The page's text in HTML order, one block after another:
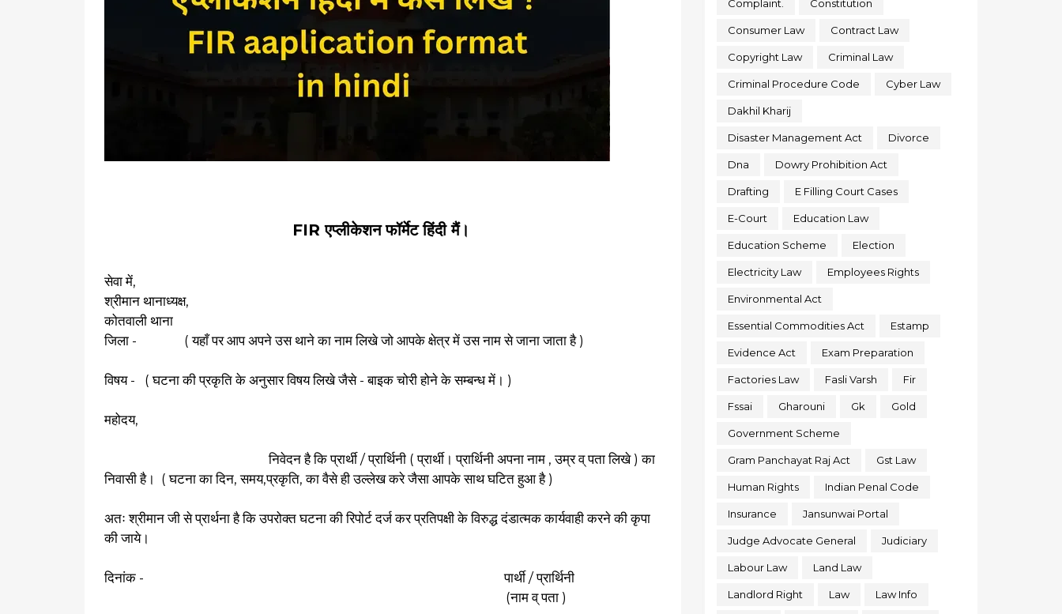
FIR एप्लीकेशन फॉर्मेट हिंदी मैं।
सेवा में,
श्रीमान थानाध्यक्ष,
कोतवाली थाना
जिला - ( यहाँ पर आप अपने उस थाने का नाम लिखे जो आपके क्षेत्र में उस नाम से जाना जाता है )
विषय - ( घटना की प्रकृति के अनुसार विषय लिखे जैसे - बाइक चोरी होने के सम्बन्ध में। )
महोदय,
निवेदन है कि प्रार्थी / प्रार्थिनी ( प्रार्थी। प्रार्थिनी अपना नाम , उम्र व् पता लिखे ) का
निवासी है। ( घटना का दिन, समय,प्रकृति, का वैसे ही उल्लेख करे जैसा आपके साथ घटित हुआ है )
अतः श्रीमान जी से प्रार्थना है कि उपरोक्त घटना की रिपोर्ट दर्ज कर प्रतिपक्षी के विरुद्ध दंडात्मक कार्यवाही करने की कृपा
की जाये।
दिनांक - पार्थी / प्रार्थिनी
(नाम व् पता )
Complaint. Constitution
Consumer Law Contract Law
Copyright Law Criminal Law
Criminal Procedure Code Cyber Law
Dakhil Kharij
Disaster Management Act Divorce
Dna Dowry Prohibition Act
Drafting E Filling Court Cases
E-Court Education Law
Education Scheme Election
Electricity Law Employees Rights
Environmental Act
Essential Commodities Act Estamp
Evidence Act Exam Preparation
Factories Law Fasli Varsh Fir
Fssai Gharouni Gk Gold
Government Scheme
Gram Panchayat Raj Act Gst Law
Human Rights Indian Penal Code
Insurance Jansunwai Portal
Judge Advocate General Judiciary
Labour Law Land Law
Landlord Right Law Law Info